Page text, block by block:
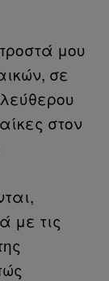
μου
σε
στον
με τις